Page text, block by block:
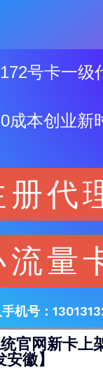
号卡一级
成本创业新
册代
流量
机号：
官网新卡上
徽】